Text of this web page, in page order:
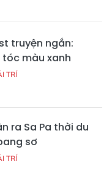
truyện ngắn:
màu xanh
TRÍ
ra Sa Pa thời du
sơ
TRÍ